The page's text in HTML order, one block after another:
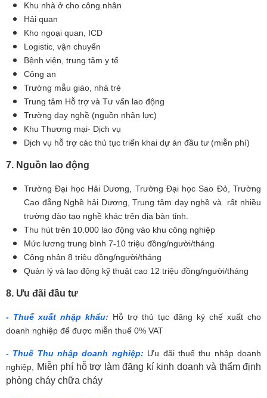
Khu nhà ở cho công nhân
Hải quan
Kho ngoại quan, ICD
Logistic, vận chuyển
Bệnh viện, trung tâm y tế
Công an
Trường mẫu giáo, nhà trẻ
Trung tâm Hỗ trợ và Tư vấn lao động
Trường dạy nghề (nguồn nhân lực)
Khu Thương mại- Dịch vụ
Dịch vụ hỗ trợ các thủ tục triển khai dự án đầu tư (miễn phí)
7. Nguồn lao động
Trường Đại học Hải Dương, Trường Đại học Sao Đỏ, Trường
Cao đẳng Nghề hải Dương, Trung tâm dạy nghề và rất nhiều
trường đào tạo nghề khác trên địa bàn tỉnh.
Thu hút trên 10.000 lao động vào khu công nghiệp
Mức lương trung bình 7-10 triệu đồng/người/tháng
Công nhân 8 triệu đồng/người/tháng
Quản lý và lao động kỹ thuật cao 12 triệu đồng/người/tháng
8. Ưu đãi đầu tư
- Thuế xuất nhập khẩu: Hỗ trợ thủ tục đăng ký chế xuất cho
doanh nghiệp để được miễn thuế 0% VAT
- Thuế Thu nhập doanh nghiệp: Ưu đãi thuế thu nhập doanh
nghiệp,
Miễn phí hỗ trợ làm đăng kí kinh doanh và thẩm định
phòng cháy chữa cháy